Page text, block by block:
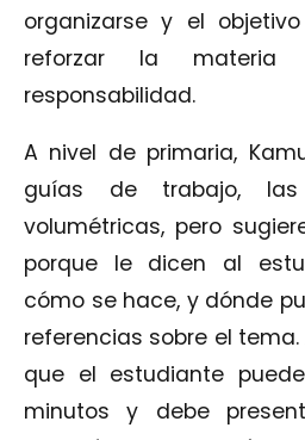
organizarse y el
reforzar la
responsabilidad.
A nivel de primaria,
guías de trabajo,
volumétricas, pero
porque le dicen al
cómo se hace, y dónde
referencias sobre el
que el estudiante
minutos y debe